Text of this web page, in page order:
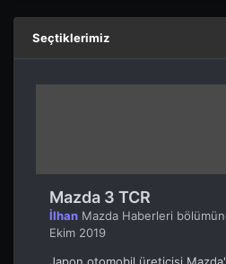
Seçtiklerimiz
Mazda 3 TCR
İlhan Mazda Haberleri
Ekim 2019